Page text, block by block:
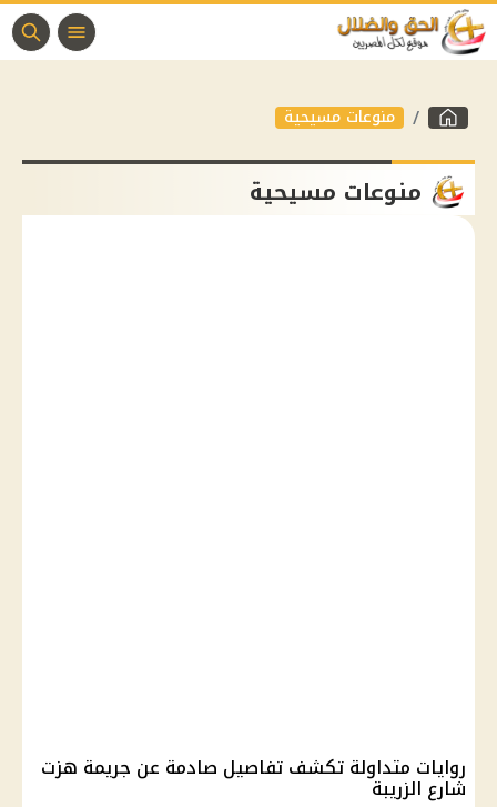
منوعات مسيحية
منوعات مسيحية
روايات متداولة تكشف تفاصيل صادمة عن جريمة هزت
شارع الزريبة